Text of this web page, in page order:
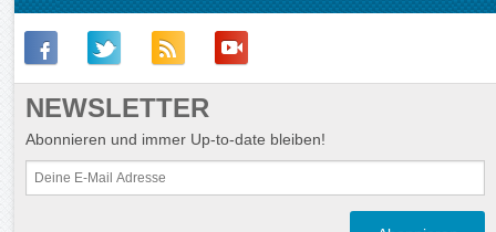
NEWSLETTER
Abonnieren und immer Up-to-date bleiben!